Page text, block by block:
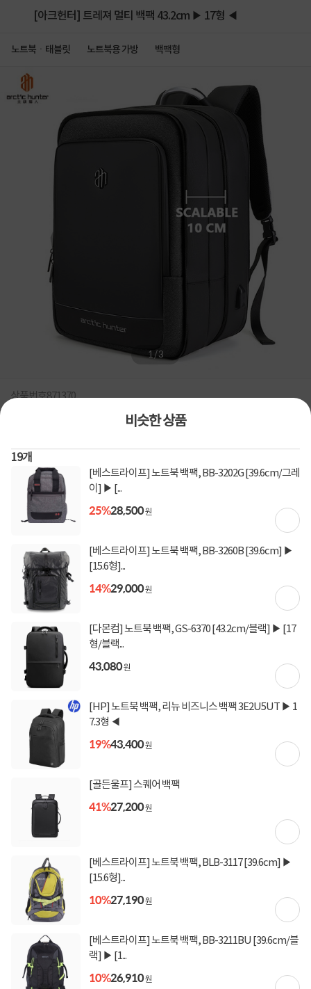
[아크헌터] 트레져 멀티 백팩 43.2cm ▶ 17형 ◀
노트북ㆍ태블릿 노트북용 가방 백팩형
비슷한 상품
19개
[베스트라이프] 노트북 백팩, BB-3202G [39.6cm/그레
이] ▶ [...
25%28,500원
[베스트라이프] 노트북 백팩, BB-3260B [39.6cm] ▶
[15.6형]...
14%29,000원
[다몬컴] 노트북 백팩, GS-6370 [43.2cm/블랙] ▶ [17
형/블랙...
43,080원
[HP] 노트북 백팩, 리뉴 비즈니스 백팩 3E2U5UT ▶ 1
7.3형 ◀
19%43,400원
[골든울프] 스퀘어 백팩
41%27,200원
[베스트라이프] 노트북 백팩, BLB-3117 [39.6cm] ▶
[15.6형]...
10%27,190원
[베스트라이프] 노트북 백팩, BB-3211BU [39.6cm/블
랙] ▶ [1...
10%26,910원
1/3
상품번호871370
노트북가방/백팩/노트북백팩/아크헌터/골든울프/가방 / 백팩 / 17~17.3형
지금 후기쓰면 적립금 2배!
41,200원
할인혜택
[토스페이 X 계좌이체] 50,000원 즉시할인
(1,000,000원 이상 결제 시)
[토스페이 X 계좌이체] 20,000원 즉시할인
(600,000원 이상 결제 시)
[토스페이 X 농협카드] 5% 즉시할인 (800,000원 이
상 결제 시)
[토스페이 X 현대카드] 5% 즉시할인 (800,000원 이
상 결제 시)
무이자 할부혜택
결제혜택
적립금 80원 적립
입고일 미정
배송정보 업체직배송
상세정보
상세정보를확대해서 볼 수 있습니다.